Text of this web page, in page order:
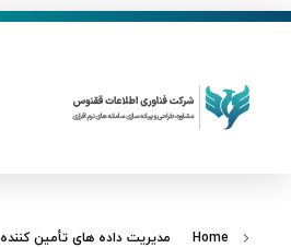
Home مدیریت داده‌ های تأمین‌ کننده